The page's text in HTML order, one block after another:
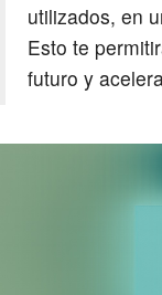
utilizados, en
Esto te
futuro y